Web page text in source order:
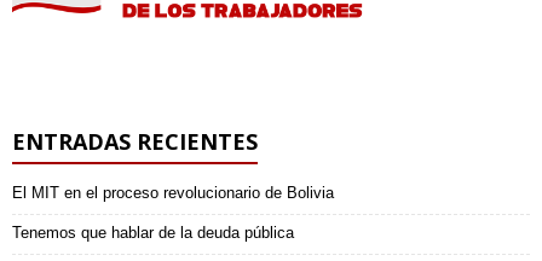
ENTRADAS RECIENTES
El MIT en el proceso revolucionario de Bolivia
Tenemos que hablar de la deuda pública